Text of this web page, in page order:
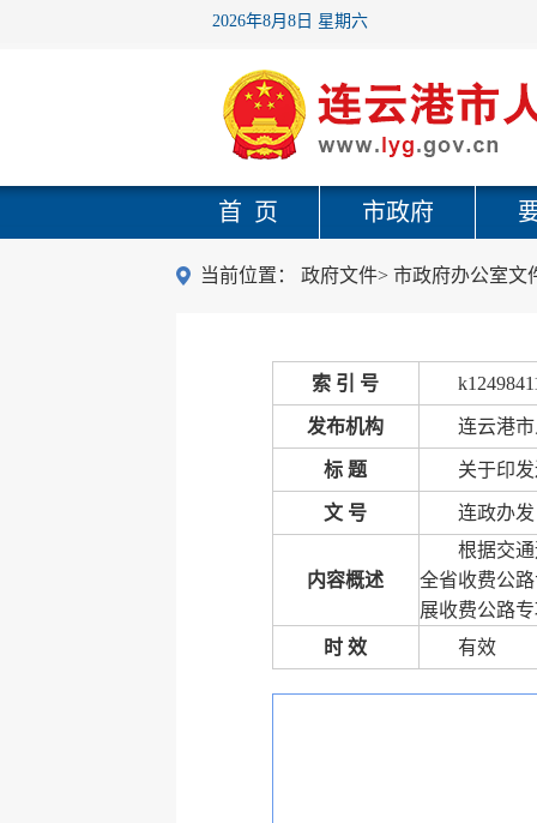
2026年8月8日 星期六
首 页 市政府
当前位置： 政府文件> 市政府办公室文
索 引 号
发布机构 连云港
标 题 关于印
文 号 连政办发
内容概述
根据交
全省收费公
展收费公路
时 效
有效